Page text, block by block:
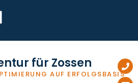
für Zossen
AUF ERFOLGSBASIS